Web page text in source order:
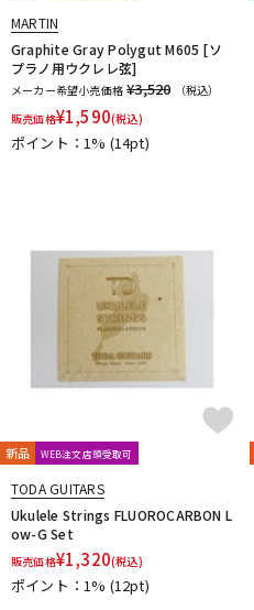
MARTIN
Graphite Gray Polygut M605 [ソ
プラノ用ウクレレ弦]
メーカー希望小売価格 ¥3,520
（税込）
販売価格¥1,590(税込)
ポイント：1% (14pt)
新品 WEB注文店頭受取可
TODA GUITARS
Ukulele Strings FLUOROCARBON L
ow-G Set
販売価格¥1,320(税込)
ポイント：1% (12pt)